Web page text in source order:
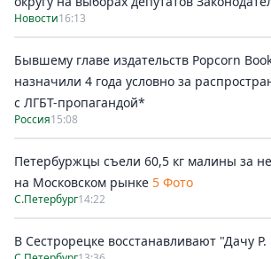
Новости16:13
Бывшему главе издательств Popcorn
назначили 4 года условно за
с ЛГБТ-пропагандой*
Россия15:08
Петербуржцы съели 60,5 кг малины за
на Московском рынке 5 Фото
С.Петербург14:22
В Сестрорецке восстанавливают "Дачу